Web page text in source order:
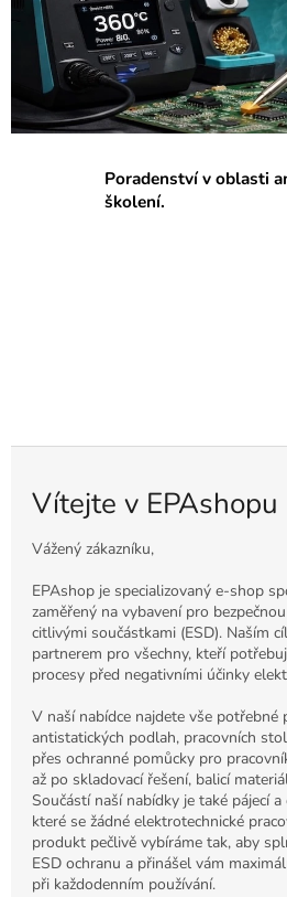
c
o
Poradenství v oblasti
školení.
Vítejte v EPAshopu
Vážený zákazníku,
EPAshop je specializovaný e-shop
zaměřený na vybavení pro
citlivými součástkami (ESD). Naším
partnerem pro všechny, kteří
procesy před negativními účinky
V naší nabídce najdete vše
antistatických podlah, pracovních
přes ochranné pomůcky pro
až po skladovací řešení, balicí
Součástí naší nabídky je také pájecí
které se žádné elektrotechnické
produkt pečlivě vybíráme tak, aby
ESD ochranu a přinášel vám
při každodenním používání.